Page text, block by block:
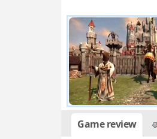
Game review